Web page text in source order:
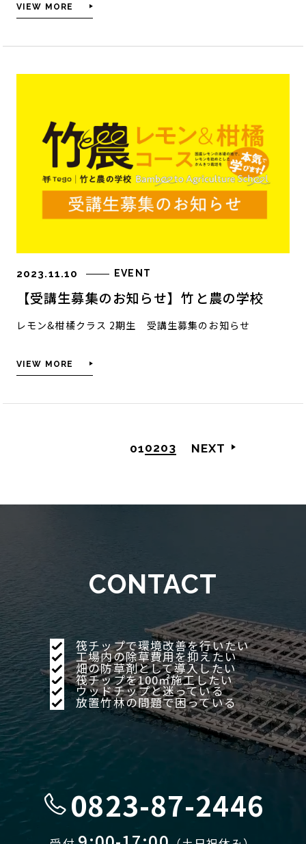
VIEW MORE
2023.11.10 EVENT
【受講生募集のお知らせ】竹と農の学校
レモン&柑橘クラス 2期生 受講生募集のお知らせ
VIEW MORE
010203 NEXT
CONTACT
筏チップで環境改善を行いたい
工場内の除草費用を抑えたい
畑の防草剤として導入したい
筏チップを100㎡施工したい
ウッドチップと迷っている
放置竹林の問題で困っている
0823-87-2446